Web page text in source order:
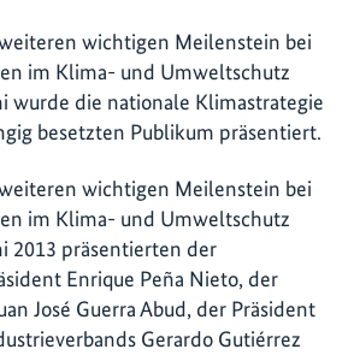
wichtigen Meilenstein bei
im Klima- und Umweltschutz
wurde die nationale Klimastrategie
besetzten Publikum präsentiert.
wichtigen Meilenstein bei
im Klima- und Umweltschutz
2013 präsentierten der
Enrique Peña Nieto, der
José Guerra Abud, der Präsident
Gerardo Gutiérrez